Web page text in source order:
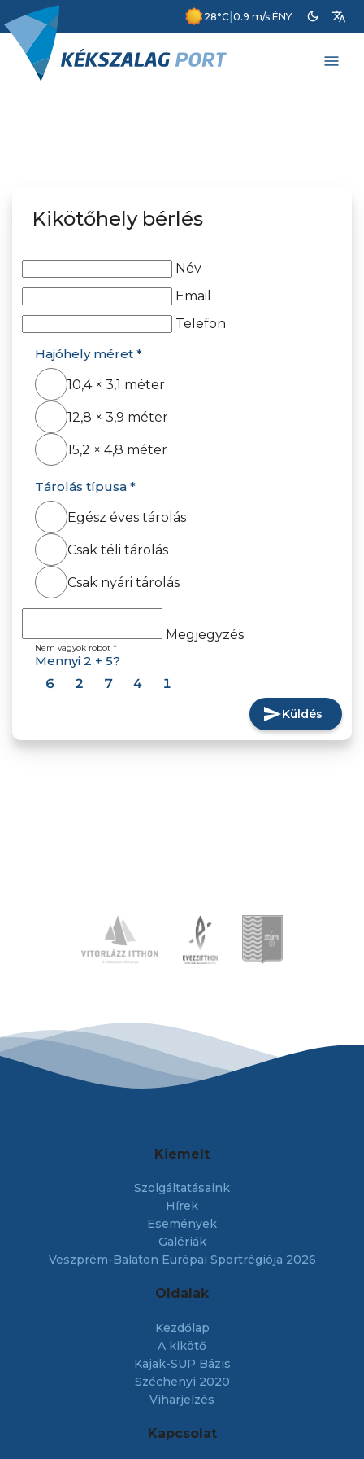
28°C|0.9 m/s ÉNY dark_mode translate
menu
Kikötőhely bérlés
Név
Email
Telefon
Hajóhely méret *
10,4 × 3,1 méter
12,8 × 3,9 méter
15,2 × 4,8 méter
Tárolás típusa *
Egész éves tárolás
Csak téli tárolás
Csak nyári tárolás
Megjegyzés
Nem vagyok robot *
Mennyi 2 + 5?
16
92 67 34 51
sendKüldés
Kiemelt
Szolgáltatásaink
Hírek
Események
Galériák
Veszprém-Balaton Európai Sportrégiója 2026
Oldalak
Kezdőlap
A kikötő
Kajak-SUP Bázis
Széchenyi 2020
Viharjelzés
Kapcsolat